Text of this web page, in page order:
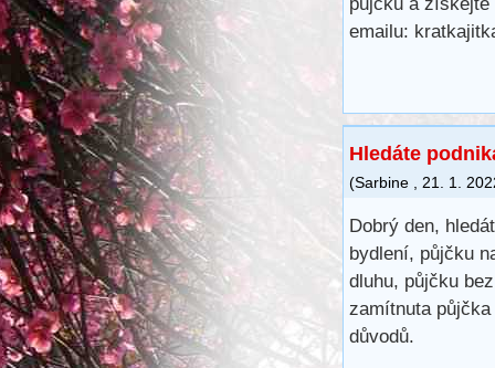
půjčku a získejte
emailu:
Hledáte
(Sarbine 21. 1.
Dobrý den,
bydlení, půjčku
dluhu, půjčku
zamítnuta
důvodů.